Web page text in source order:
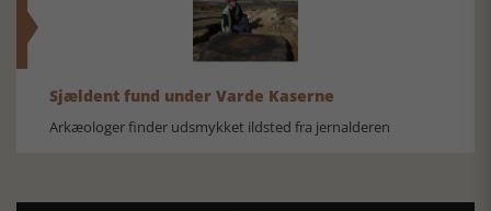
Sjældent fund under Varde Kaserne
Arkæologer finder udsmykket ildsted fra jernalderen